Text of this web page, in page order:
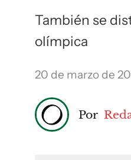
También se
olímpica
20 de marzo de
Por